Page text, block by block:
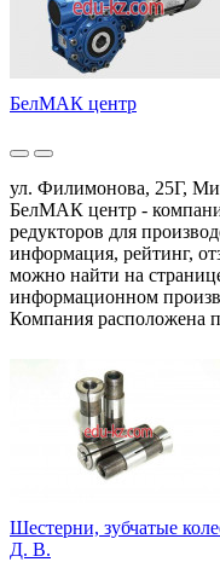
БелМАК центр
ул. Филимонова, 25Г,
БелМАК центр -
редукторов для
информация, рейтинг,
можно найти на
информационном
Компания расположена
Шестерни, зубчатые
Д. В.